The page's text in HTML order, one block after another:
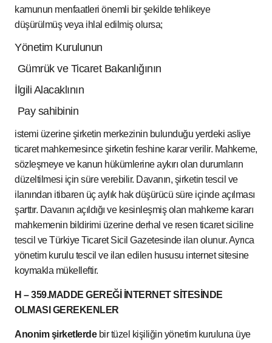
kamunun menfaatleri önemli bir şekilde tehlikeye
düşürülmüş veya ihlal edilmiş olursa;
Yönetim Kurulunun
Gümrük ve Ticaret Bakanlığının
İlgili Alacaklının
Pay sahibinin
istemi üzerine şirketin merkezinin bulunduğu yerdeki asliye
ticaret mahkemesince şirketin feshine karar verilir. Mahkeme,
sözleşmeye ve kanun hükümlerine aykırı olan durumların
düzeltilmesi için süre verebilir. Davanın, şirketin tescil ve
ilanından itibaren üç aylık hak düşürücü süre içinde açılması
şarttır. Davanın açıldığı ve kesinleşmiş olan mahkeme kararı
mahkemenin bildirimi üzerine derhal ve resen ticaret siciline
tescil ve Türkiye Ticaret Sicil Gazetesinde ilan olunur. Ayrıca
yönetim kurulu tescil ve ilan edilen hususu internet sitesine
koymakla mükelleftir.
H – 359.MADDE GEREĞİ İNTERNET SİTESİNDE
OLMASI GEREKENLER
Anonim şirketlerdebir tüzel kişiliğin yönetim kuruluna üye